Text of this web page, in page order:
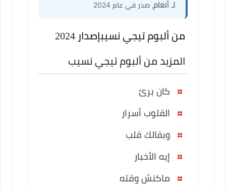
لـ أنغام ، صدر في عام 2024
من ألبوم تيجي نسيبإصدار 2024
المزيد من ألبوم تيجي نسيب
كان برئ
القلوب أسرار
وبقالك قلب
إيه الأخبار
ماكنش وقته